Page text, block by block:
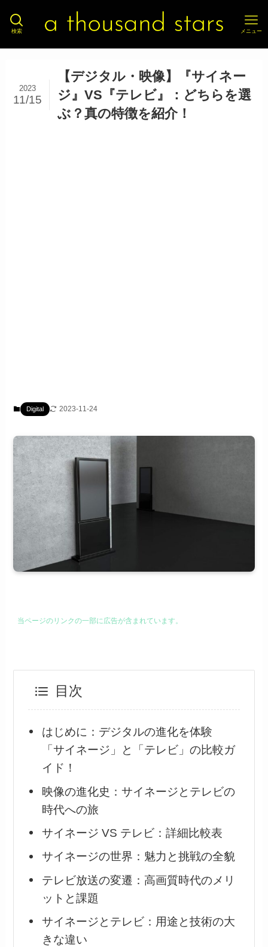
検索 メニュー
【デジタル・映像】『サイネー
ジ』VS『テレビ』：どちらを選
ぶ？真の特徴を紹介！
2023
11/15
Digital 2023-11-24
当ページのリンクの一部に広告が含まれています。
目次
​はじめに：デジタルの進化を体験
「サイネージ」と「テレビ」の比較ガ
イド！
映像の進化史：サイネージとテレビの
時代への旅
サイネージ VS テレビ：詳細比較表
サイネージの世界：魅力と挑戦の全貌
テレビ放送の変遷：高画質時代のメリ
ットと課題
サイネージとテレビ：用途と技術の大
きな違い